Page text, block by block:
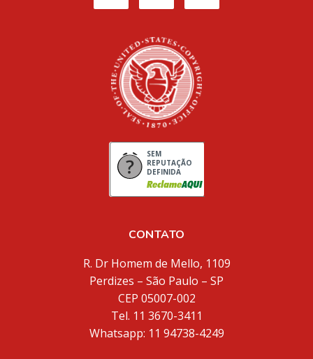
SEM
REPUTAÇÃO
DEFINIDA
CONTATO
R. Dr Homem de Mello, 1109
Perdizes – São Paulo – SP
CEP 05007-002
Tel. 11 3670-3411
Whatsapp: 11 94738-4249